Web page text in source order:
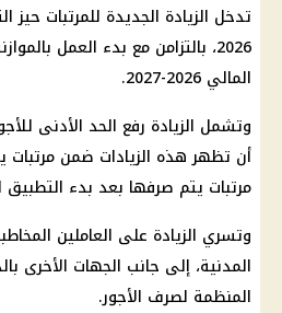
تدخل الزيادة الجديدة للمرتبات حيز
2026، بالتزامن مع بدء العمل
المالي 2026-2027.
وتشمل الزيادة رفع الحد الأدنى
أن تظهر هذه الزيادات ضمن مرتبات
مرتبات يتم صرفها بعد بدء التطبيق
وتسري الزيادة على العاملين
المدنية، إلى جانب الجهات الأخرى
المنظمة لصرف الأجور.